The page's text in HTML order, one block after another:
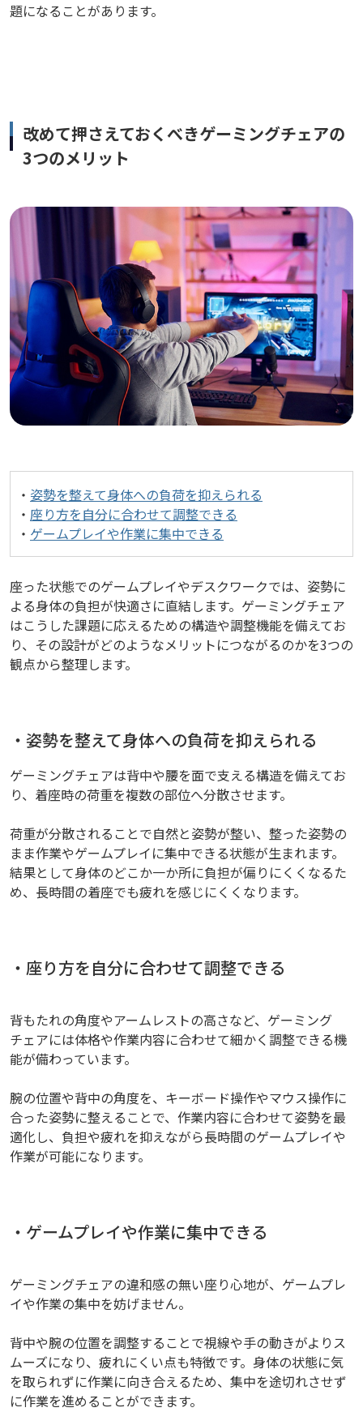
題になることがあります。
改めて押さえておくべきゲーミングチェアの
3つのメリット
・ 姿勢を整えて身体への負荷を抑えられる
・ 座り方を自分に合わせて調整できる
・ ゲームプレイや作業に集中できる
座った状態でのゲームプレイやデスクワークでは、姿勢に
よる身体の負担が快適さに直結します。ゲーミングチェア
はこうした課題に応えるための構造や調整機能を備えてお
り、その設計がどのようなメリットにつながるのかを3つの
観点から整理します。
・姿勢を整えて身体への負荷を抑えられる
ゲーミングチェアは背中や腰を面で支える構造を備えてお
り、着座時の荷重を複数の部位へ分散させます。
荷重が分散されることで自然と姿勢が整い、整った姿勢の
まま作業やゲームプレイに集中できる状態が生まれます。
結果として身体のどこか一か所に負担が偏りにくくなるた
め、長時間の着座でも疲れを感じにくくなります。
・座り方を自分に合わせて調整できる
背もたれの角度やアームレストの高さなど、ゲーミング
チェアには体格や作業内容に合わせて細かく調整できる機
能が備わっています。
腕の位置や背中の角度を、キーボード操作やマウス操作に
合った姿勢に整えることで、作業内容に合わせて姿勢を最
適化し、負担や疲れを抑えながら長時間のゲームプレイや
作業が可能になります。
・ゲームプレイや作業に集中できる
ゲーミングチェアの違和感の無い座り心地が、ゲームプレ
イや作業の集中を妨げません。
背中や腕の位置を調整することで視線や手の動きがよりス
ムーズになり、疲れにくい点も特徴です。身体の状態に気
を取られずに作業に向き合えるため、集中を途切れさせず
に作業を進めることができます。